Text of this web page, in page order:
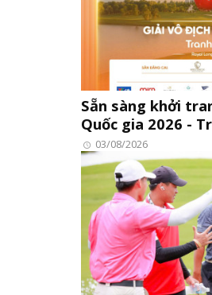
Sẵn sàng khởi
Quốc gia 2026 -
03/08/2026